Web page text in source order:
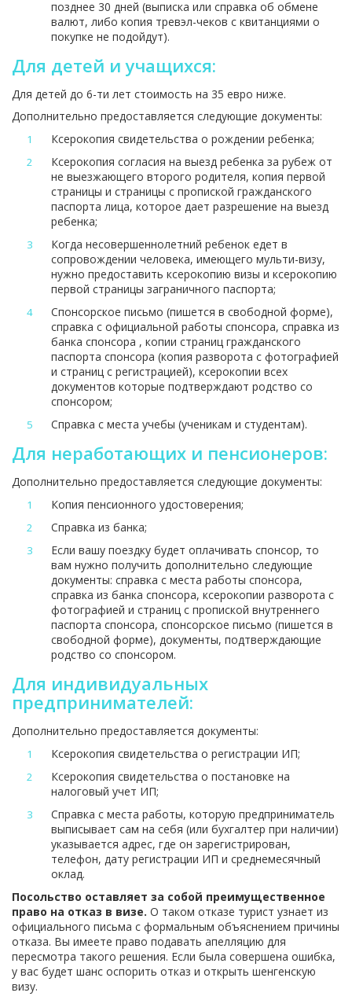
позднее 30 дней (выписка или справка об обмене
валют, либо копия тревэл-чеков с квитанциями о
покупке не подойдут).
Для детей и учащихся:
Для детей до 6-ти лет стоимость на 35 евро ниже.
Дополнительно предоставляется следующие документы:
Ксерокопия свидетельства о рождении ребенка;
Ксерокопия согласия на выезд ребенка за рубеж от
не выезжающего второго родителя, копия первой
страницы и страницы с пропиской гражданского
паспорта лица, которое дает разрешение на выезд
ребенка;
Когда несовершеннолетний ребенок едет в
сопровождении человека, имеющего мульти-визу,
нужно предоставить ксерокопию визы и ксерокопию
первой страницы заграничного паспорта;
Спонсорское письмо (пишется в свободной форме),
справка с официальной работы спонсора, справка из
банка спонсора , копии страниц гражданского
паспорта спонсора (копия разворота с фотографией
и страниц с регистрацией), ксерокопии всех
документов которые подтверждают родство со
спонсором;
Справка с места учебы (ученикам и студентам).
Для неработающих и пенсионеров:
Дополнительно предоставляется следующие документы:
Копия пенсионного удостоверения;
Справка из банка;
Если вашу поездку будет оплачивать спонсор, то
вам нужно получить дополнительно следующие
документы: справка с места работы спонсора,
справка из банка спонсора, ксерокопии разворота с
фотографией и страниц с пропиской внутреннего
паспорта спонсора, спонсорское письмо (пишется в
свободной форме), документы, подтверждающие
родство со спонсором.
Для индивидуальных
предпринимателей:
Дополнительно предоставляется документы:
Ксерокопия свидетельства о регистрации ИП;
Ксерокопия свидетельства о постановке на
налоговый учет ИП;
Справка с места работы, которую предприниматель
выписывает сам на себя (или бухгалтер при наличии)
указывается адрес, где он зарегистрирован,
телефон, дату регистрации ИП и среднемесячный
оклад.
Посольство оставляет за собой преимущественное
право на отказ в визе. О таком отказе турист узнает из
официального письма с формальным объяснением причины
отказа. Вы имеете право подавать апелляцию для
пересмотра такого решения. Если была совершена ошибка,
у вас будет шанс оспорить отказ и открыть шенгенскую
визу.